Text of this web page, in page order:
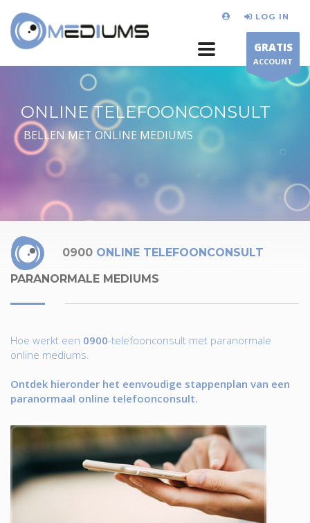
LOG IN
GRATIS
ACCOUNT
ONLINE TELEFOONCONSULT
BELLEN MET ONLINE MEDIUMS
0900 ONLINE TELEFOONCONSULT
PARANORMALE MEDIUMS
Hoe werkt een 0900-telefoonconsult met paranormale
online mediums.
Ontdek hieronder het eenvoudige stappenplan van een
paranormaal online telefoonconsult.